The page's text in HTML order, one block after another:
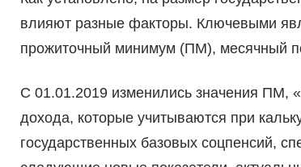
влияют разные факторы. Ключевыми
прожиточный минимум (ПМ), месячный
С 01.01.2019 изменились значения ПМ,
дохода, которые учитываются при
государственных базовых соцпенсий,